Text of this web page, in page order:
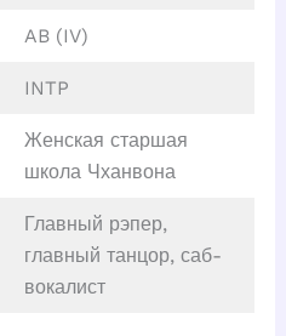
AB (IV)
INTP
Женская старшая
школа Чханвона
Главный рэпер,
главный танцор, саб-
вокалист